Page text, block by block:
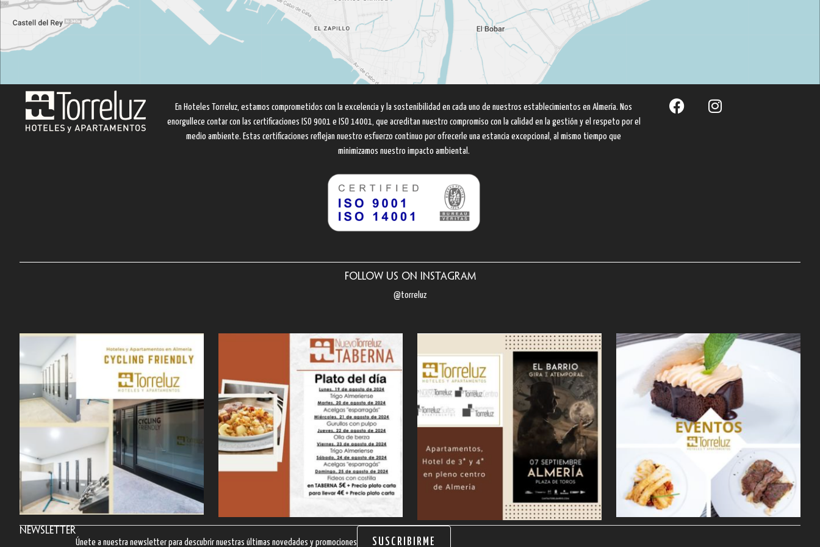
En Hoteles Torreluz, estamos comprometidos con la excelencia y la sostenibilidad en cada uno de nuestros establecimientos en Almería. Nos
enorgullece contar con las certificaciones ISO 9001 e ISO 14001, que acreditan nuestro compromiso con la calidad en la gestión y el respeto por el
medio ambiente. Estas certificaciones reflejan nuestro esfuerzo continuo por ofrecerle una estancia excepcional, al mismo tiempo que
minimizamos nuestro impacto ambiental.
Follow us on Instagram
@torreluz
Newsletter
Únete a nuestra newsletter para descubrir nuestras últimas novedades y promociones SUSCRIBIRME